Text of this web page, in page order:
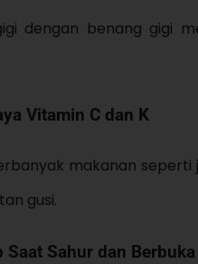
dengan benang gigi
Vitamin C dan K
makanan
gusi.
Sahur dan Berbuka